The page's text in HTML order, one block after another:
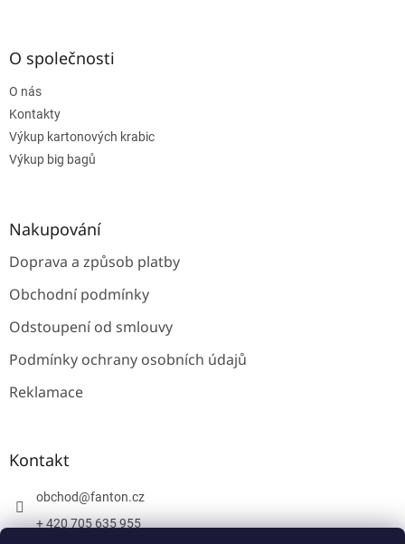
O společnosti
O nás
Kontakty
Výkup kartonových krabic
Výkup big bagů
Nakupování
Doprava a způsob platby
Obchodní podmínky
Odstoupení od smlouvy
Podmínky ochrany osobních údajů
Reklamace
Kontakt
obchod@fanton.cz
+ 420 705 635 955